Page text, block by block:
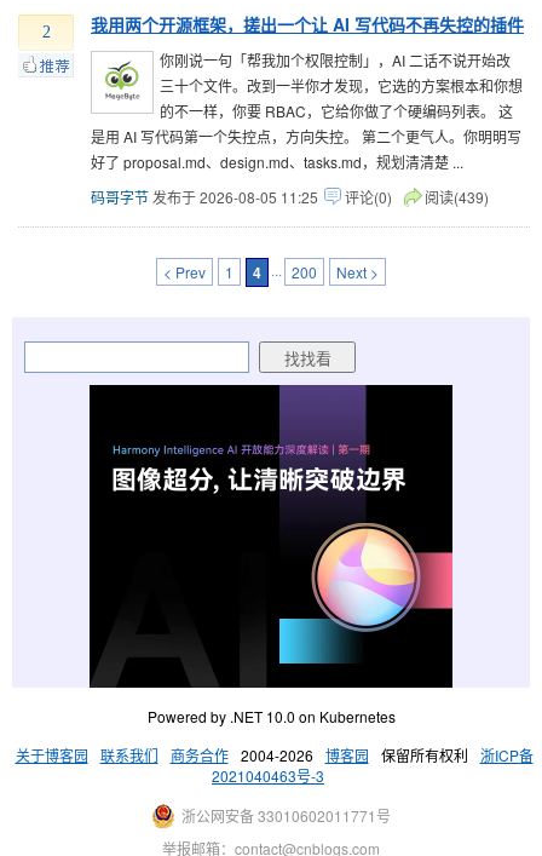
2 我用两个开源框架，搓出一个让 AI 写代码不再失控的插件
你刚说一句「帮我加个权限控制」，AI 二话不说开始改
三十个文件。改到一半你才发现，它选的方案根本和你想
的不一样，你要 RBAC，它给你做了个硬编码列表。 这
是用 AI 写代码第一个失控点，方向失控。 第二个更气人。你明明写
好了 proposal.md、design.md、tasks.md，规划清清楚 ...
码哥字节 发布于 2026-08-05 11:25 评论(0) 阅读(439)
< Prev 1 4 ··· 200 Next >
Powered by .NET 10.0 on Kubernetes
关于博客园
联系我们 商务合作 2004-2026 博客园 保留所有权利
浙ICP备
2021040463号-3
浙公网安备 33010602011771号
举报邮箱：contact@cnblogs.com